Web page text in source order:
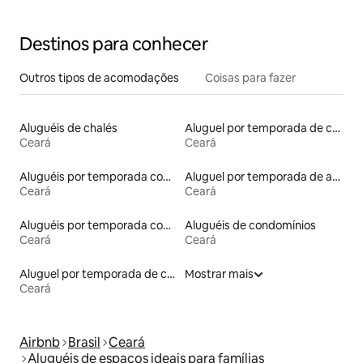
Destinos para conhecer
Outros tipos de acomodações Coisas para fazer
Aluguéis de chalés
Ceará
Aluguel por temporada de casas de hóspedes
Ceará
Aluguéis por temporada com acesso à praia
Ceará
Aluguel por temporada de apart-hotéis
Ceará
Aluguéis por temporada com suítes privativas
Ceará
Aluguéis de condomínios
Ceará
Aluguel por temporada de casas de veraneio
Ceará
Mostrar mais
Airbnb Brasil Ceará
Aluguéis de espaços ideais para famílias